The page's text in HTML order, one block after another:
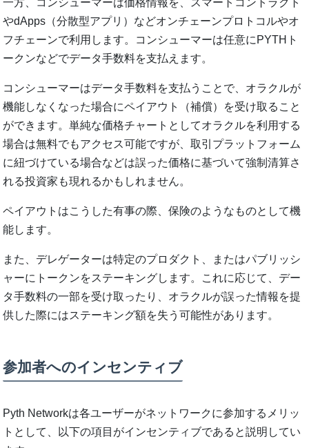
一方、コンシューマーは価格情報を、スマートコントラクト
やdApps（分散型アプリ）などオンチェーンプロトコルやオ
フチェーンで利用します。コンシューマーは任意にPYTHト
ークンなどでデータ手数料を支払えます。
コンシューマーはデータ手数料を支払うことで、オラクルが
機能しなくなった場合にペイアウト（補償）を受け取ること
ができます。単純な価格チャートとしてオラクルを利用する
場合は無料でもアクセス可能ですが、取引プラットフォーム
に紐づけている場合などは誤った価格に基づいて強制清算さ
れる投資家も現れるかもしれません。
ペイアウトはこうした有事の際、保険のようなものとして機
能します。
また、デレゲーターは特定のプロダクト、またはパブリッシ
ャーにトークンをステーキングします。これに応じて、デー
タ手数料の一部を受け取ったり、オラクルが誤った情報を提
供した際にはステーキング額を失う可能性があります。
参加者へのインセンティブ
Pyth Networkは各ユーザーがネットワークに参加するメリッ
トとして、以下の項目がインセンティブであると説明してい